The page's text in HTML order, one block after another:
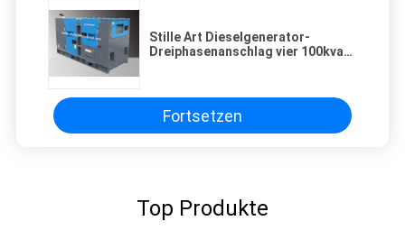
Stille Art Dieselgenerator-
Dreiphasenanschlag vier 100kva
Fortsetzen
Top Produkte